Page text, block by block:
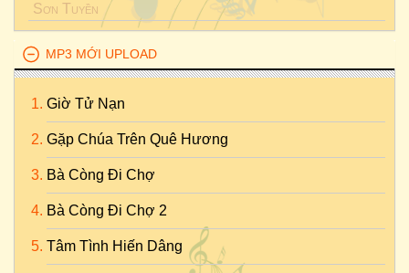
Sơn Tuyền
MP3 MỚI UPLOAD
Giờ Tử Nạn
Gặp Chúa Trên Quê Hương
Bà Còng Đi Chợ
Bà Còng Đi Chợ 2
Tâm Tình Hiến Dâng